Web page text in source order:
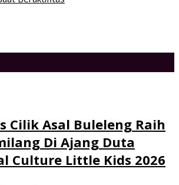
Cilik Asal Buleleng Raih
Di Ajang Duta
Culture Little Kids 2026